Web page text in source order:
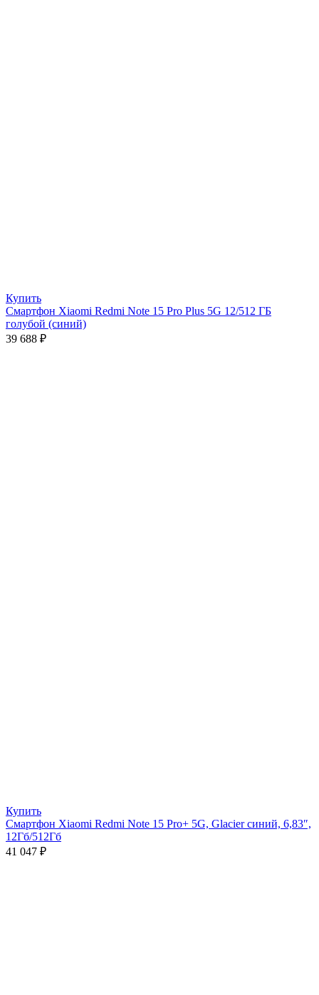
Купить
Смартфон Xiaomi Redmi Note 15 Pro Plus 5G 12/512 ГБ
голубой (синий)
39 688 ₽
Купить
Смартфон Xiaomi Redmi Note 15 Pro+ 5G, Glacier синий, 6,83″,
12Гб/512Гб
41 047 ₽